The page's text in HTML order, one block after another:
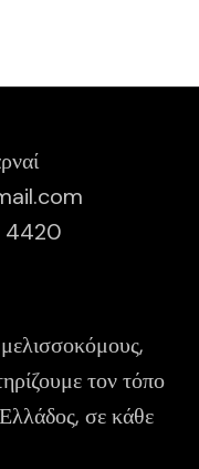
4420
τον τόπο
σε κάθε